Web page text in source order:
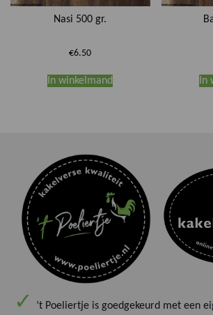
Nasi 500 gr.
€6.50
In winkelmand In
’t Poeliertje is goedgekeurd met een